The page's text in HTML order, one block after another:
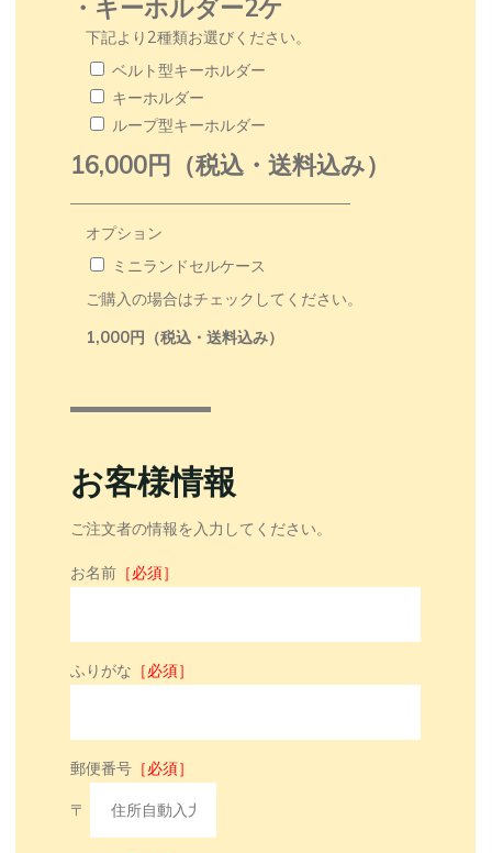
・キーホルダー2ケ
下記より2種類お選びください。
ベルト型キーホルダー
キーホルダー
ループ型キーホルダー
16,000円（税込・送料込み）
オプション
ミニランドセルケース
ご購入の場合はチェックしてください。
1,000円（税込・送料込み）
お客様情報
ご注文者の情報を入力してください。
お名前 ［必須］
ふりがな ［必須］
郵便番号 ［必須］
〒